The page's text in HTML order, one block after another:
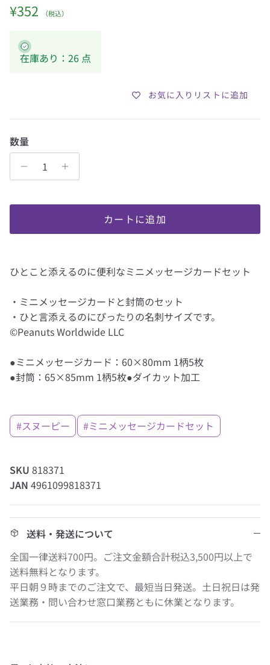
定価
¥352
在庫あり：26 点
お気に入りリストに追加
数量
カートに追加
ひとこと添えるのに便利なミニメッセージカードセット
・ミニメッセージカードと封筒のセット
・ひと言添えるのにぴったりの名刺サイズです。
©Peanuts Worldwide LLC
●ミニメッセージカード：60×80mm 1柄5枚
●封筒：65×85mm 1柄5枚●ダイカット加工
#スヌーピー #ミニメッセージカードセット
SKU 818371
JAN 4961099818371
送料・発送について
全国一律送料700円。ご注文金額合計税込3,500円以上で
送料無料となります。
平日朝９時までのご注文で、最短当日発送。土日祝日は発
送業務・問い合わせ窓口業務ともに休業となります。